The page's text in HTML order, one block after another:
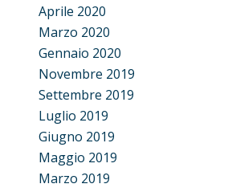
Aprile 2020
Marzo 2020
Gennaio 2020
Novembre 2019
Settembre 2019
Luglio 2019
Giugno 2019
Maggio 2019
Marzo 2019